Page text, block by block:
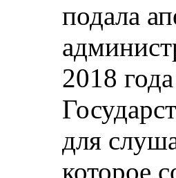
подала
2018
для
которое